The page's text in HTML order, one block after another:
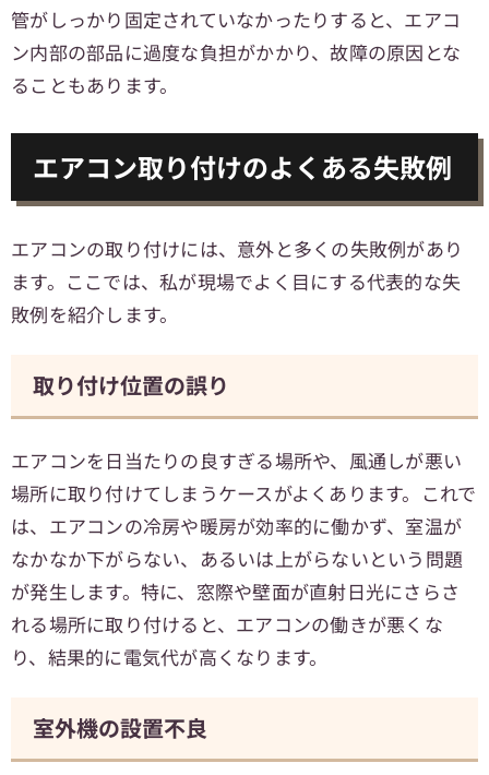
管がしっかり固定されていなかったりすると、エアコ
ン内部の部品に過度な負担がかかり、故障の原因とな
ることもあります。
エアコン取り付けのよくある失敗例
エアコンの取り付けには、意外と多くの失敗例があり
ます。ここでは、私が現場でよく目にする代表的な失
敗例を紹介します。
取り付け位置の誤り
エアコンを日当たりの良すぎる場所や、風通しが悪い
場所に取り付けてしまうケースがよくあります。これで
は、エアコンの冷房や暖房が効率的に働かず、室温が
なかなか下がらない、あるいは上がらないという問題
が発生します。特に、窓際や壁面が直射日光にさらさ
れる場所に取り付けると、エアコンの働きが悪くな
り、結果的に電気代が高くなります。
室外機の設置不良